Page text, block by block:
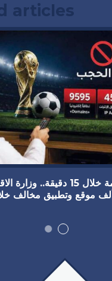
articles
استجابة حاسمة خلال 15
تحجب 14.1 ألف موقع وتطبيق